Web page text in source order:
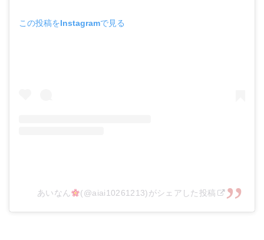
この投稿をInstagramで見る
あいなん (@aiai10261213)がシェアした投稿